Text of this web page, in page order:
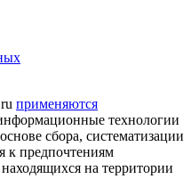
применяются
технологии
сбора, систематизации
к предпочтениям
на территории